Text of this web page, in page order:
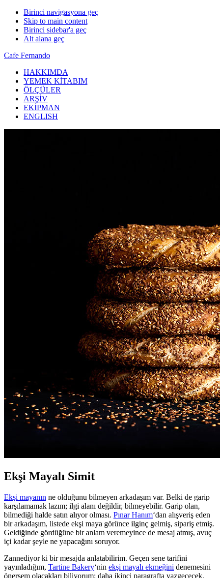
Birinci navigasyona geç
Skip to main content
Birinci sidebar'a geç
Alt alana geç
Cafe Fernando
HAKKIMDA
YEMEK KİTABIM
ÖLÇÜLER
ARŞİV
EKİPMAN
ENGLISH
Ekşi Mayalı Simit
Ekşi mayanın ne olduğunu bilmeyen arkadaşım var. Belki de garip
karşılamamak lazım; ilgi alanı değildir, bilmeyebilir. Garip olan,
bilmediği halde satın alıyor olması. Pınar Hanım‘dan alışveriş eden
bir arkadaşım, listede ekşi maya görünce ilginç gelmiş, sipariş etmiş.
Geldiğinde gördüğüne bir anlam veremeyince de mesaj atmış, avuç
içi kadar şeyle ne yapacağını soruyor.
Zannediyor ki bir mesajda anlatabilirim. Geçen sene tarifini
yayınladığım, Tartine Bakery‘nin ekşi mayalı ekmeğini denemesini
önersem olacakları biliyorum; daha ikinci paragrafta vazgeçecek.